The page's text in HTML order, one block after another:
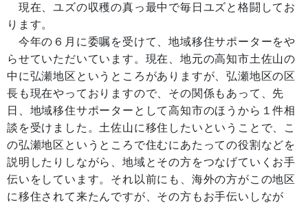
現在、ユズの収穫の真っ最中で毎日ユズと格闘してお
ります。
今年の６月に委嘱を受けて、地域移住サポーターをや
らせていただいています。現在、地元の高知市土佐山の
中に弘瀬地区というところがありますが、弘瀬地区の区
長も現在やっておりますので、その関係もあって、先
日、地域移住サポーターとして高知市のほうから１件相
談を受けました。土佐山に移住したいということで、こ
の弘瀬地区というところで住むにあたっての役割などを
説明したりしながら、地域とその方をつなげていくお手
伝いをしています。それ以前にも、海外の方がこの地区
に移住されて来たんですが、その方もお手伝いしなが